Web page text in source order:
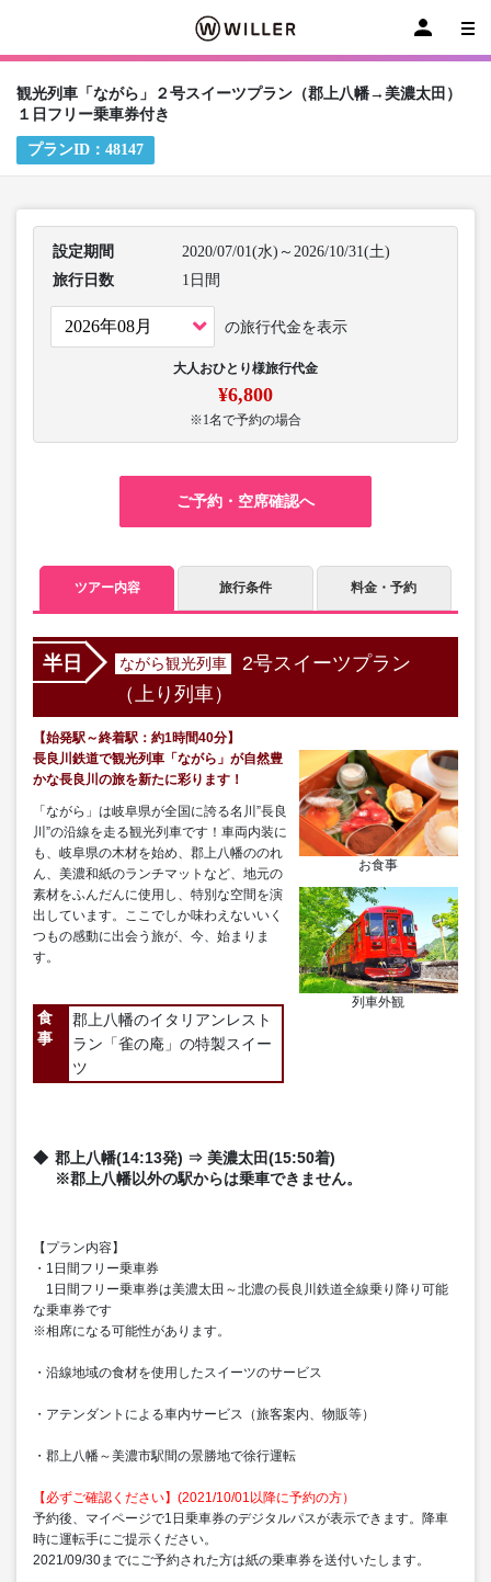
観光列車「ながら」２号スイーツプラン（郡上八幡→美濃太田）
１日フリー乗車券付き
プランID： 48147
設定期間
2020/07/01(水)～2026/10/31(土)
旅行日数
1日間
の旅行代金を表示
大人おひとり様旅行代金
¥6,800
※1名で予約の場合
ご予約・空席確認へ
ツアー内容 旅行条件 料金・予約
半日 ながら観光列車
2号スイーツプラン
（上り列車）
お食事
列車外観
【始発駅～終着駅：約1時間40分】
長良川鉄道で観光列車「ながら」が自然豊
かな長良川の旅を新たに彩ります！
「ながら」は岐阜県が全国に誇る名川”長良
川”の沿線を走る観光列車です！車両内装に
も、岐阜県の木材を始め、郡上八幡ののれ
ん、美濃和紙のランチマットなど、地元の
素材をふんだんに使用し、特別な空間を演
出しています。ここでしか味わえないいく
つもの感動に出会う旅が、今、始まりま
す。
食
事
郡上八幡のイタリアンレスト
ラン「雀の庵」の特製スイー
ツ
郡上八幡(14:13発) ⇒ 美濃太田(15:50着)
※郡上八幡以外の駅からは乗車できません。
【プラン内容】
・1日間フリー乗車券
1日間フリー乗車券は美濃太田～北濃の長良川鉄道全線乗り降り可能
な乗車券です
※相席になる可能性があります。
・沿線地域の食材を使用したスイーツのサービス
・アテンダントによる車内サービス（旅客案内、物販等）
・郡上八幡～美濃市駅間の景勝地で徐行運転
【必ずご確認ください】(2021/10/01以降に予約の方）
予約後、マイページで1日乗車券のデジタルパスが表示できます。降車
時に運転手にご提示ください。
2021/09/30までにご予約された方は紙の乗車券を送付いたします。